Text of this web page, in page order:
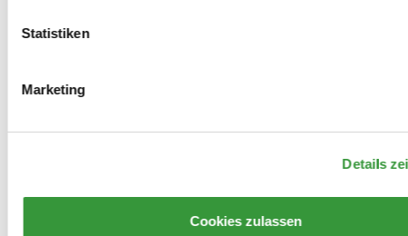
Statistiken
Marketing
Details
Cookies zulassen
Zhao Yingru: „Orges Blick“. Ein
Konzept-Kurzfilm